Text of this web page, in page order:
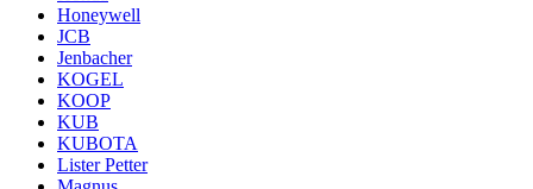
Honeywell
JCB
Jenbacher
KOGEL
KOOP
KUB
KUBOTA
Lister Petter